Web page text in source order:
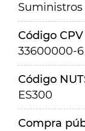
Suministros
Código CPV
33600000-6
Código
ES300
Compra